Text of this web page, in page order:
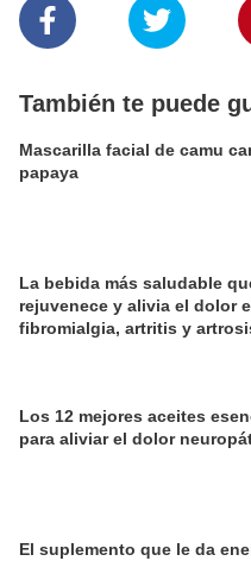
También te puede
Mascarilla facial de camu
papaya
La bebida más saludable
rejuvenece y alivia el dolor
fibromialgia, artritis y
Los 12 mejores aceites
para aliviar el dolor
El suplemento que le da